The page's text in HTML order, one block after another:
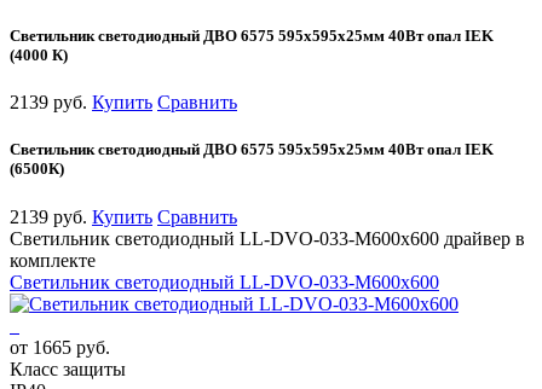
Светильник светодиодный ДВО 6575 595х595х25мм 40Вт опал IEK
(4000 К)
2139 руб. Купить Сравнить
Светильник светодиодный ДВО 6575 595х595х25мм 40Вт опал IEK
(6500К)
2139 руб. Купить Сравнить
Светильник светодиодный LL-DVO-033-M600x600 драйвер в
комплекте
Светильник светодиодный LL-DVO-033-M600x600
от 1665 руб.
Класс защиты